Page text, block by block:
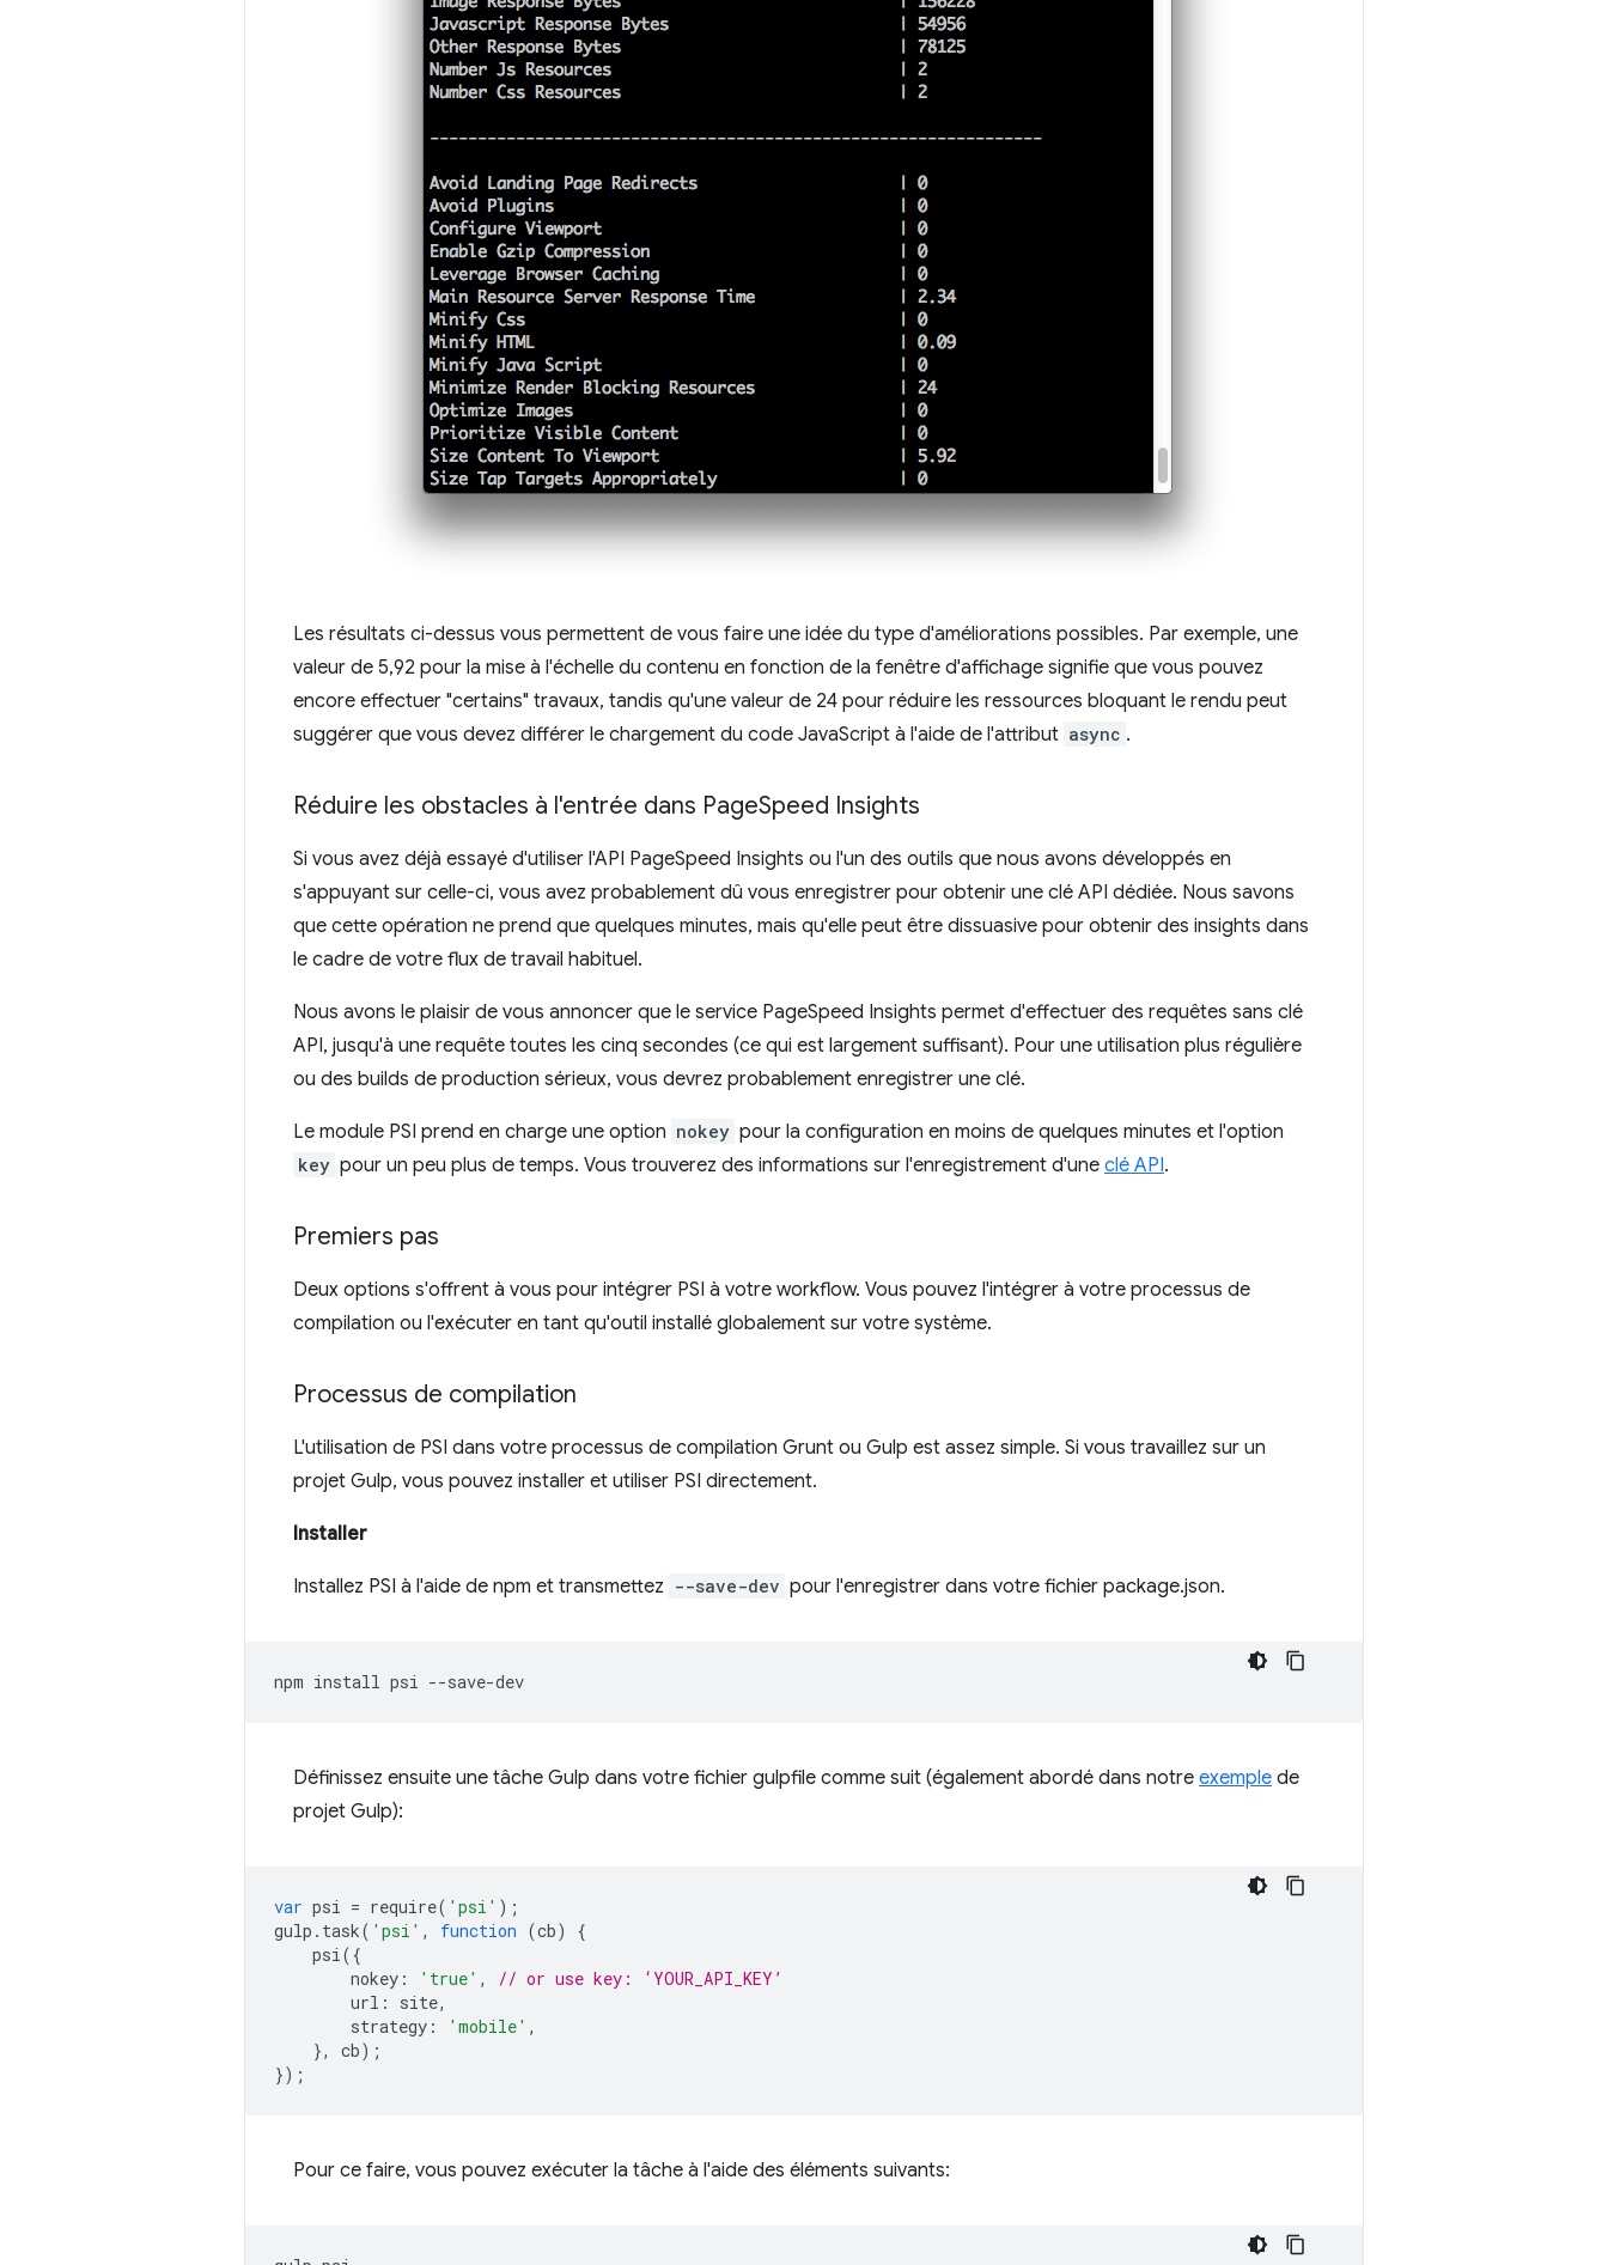
Les résultats ci-dessus vous permettent de vous faire une idée du type d'améliorations possibles. Par exemple, une
valeur de 5,92 pour la mise à l'échelle du contenu en fonction de la fenêtre d'affichage signifie que vous pouvez
encore effectuer "certains" travaux, tandis qu'une valeur de 24 pour réduire les ressources bloquant le rendu peut
suggérer que vous devez différer le chargement du code JavaScript à l'aide de l'attribut async .
Réduire les obstacles à l'entrée dans PageSpeed Insights
Si vous avez déjà essayé d'utiliser l'API PageSpeed Insights ou l'un des outils que nous avons développés en
s'appuyant sur celle-ci, vous avez probablement dû vous enregistrer pour obtenir une clé API dédiée. Nous savons
que cette opération ne prend que quelques minutes, mais qu'elle peut être dissuasive pour obtenir des insights dans
le cadre de votre flux de travail habituel.
Nous avons le plaisir de vous annoncer que le service PageSpeed Insights permet d'effectuer des requêtes sans clé
API, jusqu'à une requête toutes les cinq secondes (ce qui est largement suffisant). Pour une utilisation plus régulière
ou des builds de production sérieux, vous devrez probablement enregistrer une clé.
Le module PSI prend en charge une option nokey pour la configuration en moins de quelques minutes et l'option
key pour un peu plus de temps. Vous trouverez des informations sur l'enregistrement d'une clé API.
Premiers pas
Deux options s'offrent à vous pour intégrer PSI à votre workflow. Vous pouvez l'intégrer à votre processus de
compilation ou l'exécuter en tant qu'outil installé globalement sur votre système.
Processus de compilation
L'utilisation de PSI dans votre processus de compilation Grunt ou Gulp est assez simple. Si vous travaillez sur un
projet Gulp, vous pouvez installer et utiliser PSI directement.
Installer
Installez PSI à l'aide de npm et transmettez --save-dev pour l'enregistrer dans votre fichier package.json.
npm install psi
Définissez ensuite une tâche Gulp dans votre fichier gulpfile comme suit (également abordé dans notre exemple de
projet Gulp):
var psi = require( 'psi' );
gulp . task( 'psi' , function (cb)
{
psi({
nokey : 'true' ,
// or use key: ‘YOUR_API_KEY’
url : site,
strategy : 'mobile' ,
},
cb);
});
Pour ce faire, vous pouvez exécuter la tâche à l'aide des éléments suivants: